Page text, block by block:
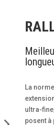
La
ultra-
posent à